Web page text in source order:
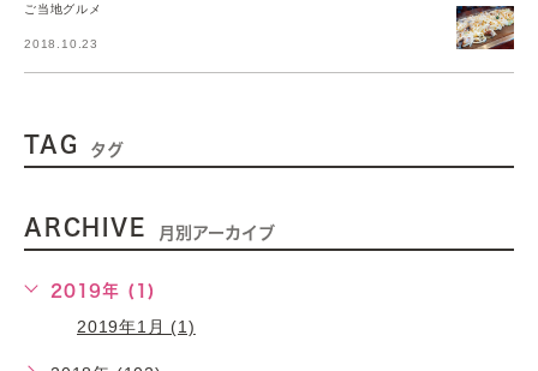
ご当地グルメ
2018.10.23
TAG タグ
ARCHIVE 月別アーカイブ
2019年 (1)
2019年1月 (1)